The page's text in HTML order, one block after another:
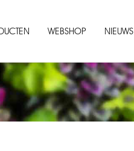
WEBSHOP NIEUWS